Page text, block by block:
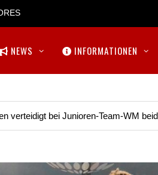
NEWS INFORMATIONEN
verteidigt bei Junioren-Team-WM